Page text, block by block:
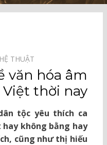
THUẬT⠀
văn hóa âm
thời nay
tộc yêu thích ca
hay không bằng hay
cũng như thị hiếu